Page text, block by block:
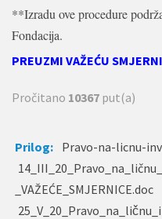
**Izradu ove procedure
Fondacija.
PREUZMI VAŽEĆU
Pročitano 10367 put(a)
Prilog: Pravo-na-licnu-
_VAŽEĆE_SMJERNICE.doc